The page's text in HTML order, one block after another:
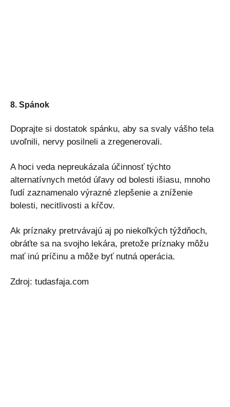
8. Spánok
Doprajte si dostatok spánku, aby sa svaly vášho tela
uvoľnili, nervy posilneli a zregenerovali.
A hoci veda nepreukázala účinnosť týchto
alternatívnych metód úľavy od bolesti išiasu, mnoho
ľudí zaznamenalo výrazné zlepšenie a zníženie
bolesti, necitlivosti a kŕčov.
Ak príznaky pretrvávajú aj po niekoľkých týždňoch,
obráťte sa na svojho lekára, pretože príznaky môžu
mať inú príčinu a môže byť nutná operácia.
Zdroj: tudasfaja.com